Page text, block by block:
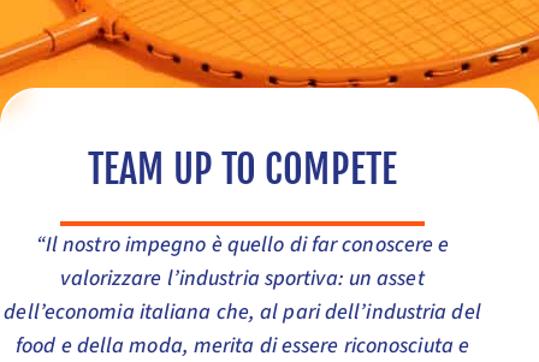
TEAM UP TO COMPETE
“Il nostro impegno è quello di far conoscere e
valorizzare l’industria sportiva: un asset
dell’economia italiana che, al pari dell’industria del
food e della moda, merita di essere riconosciuta e